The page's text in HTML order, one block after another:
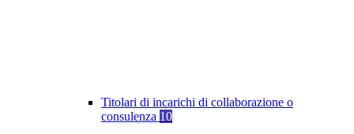
Titolari di incarichi di collaborazione o
consulenza 10